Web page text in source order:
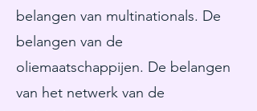
belangen van multinationals. De
belangen van de
oliemaatschappijen. De belangen
van het netwerk van de